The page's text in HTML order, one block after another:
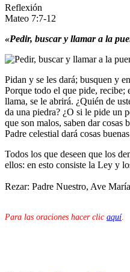
Reflexión
Mateo 7:7-12
«Pedir, buscar y llamar a la
Pidan y se les dará; busquen y
Porque todo el que pide, recibe;
llama, se le abrirá. ¿Quién de
da una piedra? ¿O si le pide un
que son malos, saben dar cosas
Padre celestial dará cosas
Todos los que deseen que los
ellos: en esto consiste la Ley y
Rezar: Padre Nuestro, Ave
Para las oraciones hacer clic aquí.